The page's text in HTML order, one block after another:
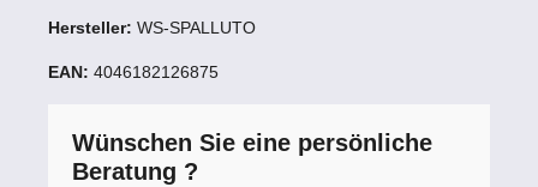
Hersteller: WS-SPALLUTO
EAN: 4046182126875
Wünschen Sie eine persönliche
Beratung ?